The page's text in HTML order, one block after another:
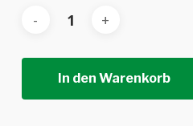
In den Warenkorb